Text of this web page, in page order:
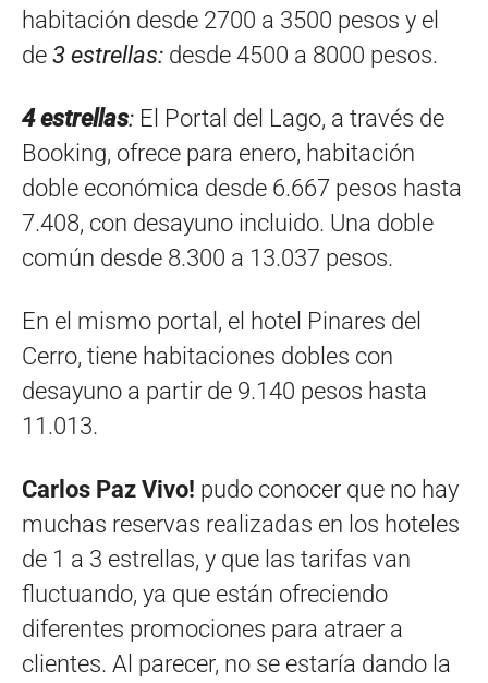
habitación desde 2700 a 3500 pesos y el
de 3 estrellas: desde 4500 a 8000 pesos.
4 estrellas: El Portal del Lago, a través de
Booking, ofrece para enero, habitación
doble económica desde 6.667 pesos hasta
7.408, con desayuno incluido. Una doble
común desde 8.300 a 13.037 pesos.
En el mismo portal, el hotel Pinares del
Cerro, tiene habitaciones dobles con
desayuno a partir de 9.140 pesos hasta
11.013.
Carlos Paz Vivo! pudo conocer que no hay
muchas reservas realizadas en los hoteles
de 1 a 3 estrellas, y que las tarifas van
fluctuando, ya que están ofreciendo
diferentes promociones para atraer a
clientes. Al parecer, no se estaría dando la